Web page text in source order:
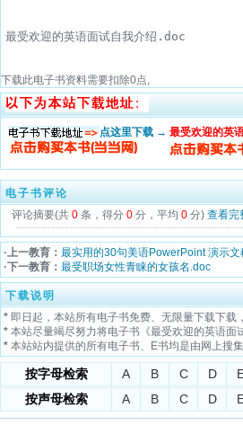
最受欢迎的英语面试自我介绍.doc
下载此电子书资料需要扣除0点,
点这里下载 → 最受欢迎的英
电子书评论
评论摘要(共 0 条，得分 0 分，平均 0 分) 查看完
·上一教育： 最实用的30句美语PowerPoint 演示文
·下一教育： 最受职场女性青睐的女孩名.doc
下载说明
* 即日起，本站所有电子书免费、无限量下载下载
* 本站尽量竭尽努力将电子书《最受欢迎的英语
* 本站站内提供的所有电子书、E书均是由网上搜
按字母检索 A B C D
按声母检索
A B C D